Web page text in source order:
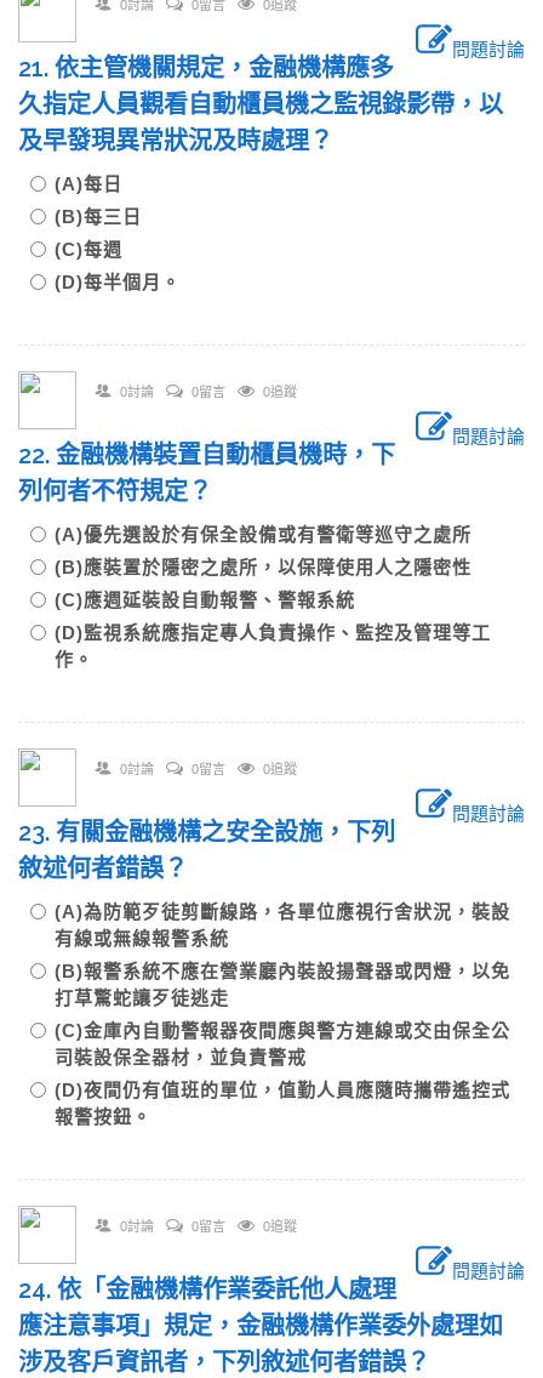
0討論 0留言 0追蹤
問題討論
21. 依主管機關規定，金融機構應多
久指定人員觀看自動櫃員機之監視錄影帶，以
及早發現異常狀況及時處理？
(A)每日
(B)每三日
(C)每週
(D)每半個月。
0討論 0留言 0追蹤
問題討論
22. 金融機構裝置自動櫃員機時，下
列何者不符規定？
(A)優先選設於有保全設備或有警衛等巡守之處所
(B)應裝置於隱密之處所，以保障使用人之隱密性
(C)應週延裝設自動報警、警報系統
(D)監視系統應指定專人負責操作、監控及管理等工
作。
0討論 0留言 0追蹤
問題討論
23. 有關金融機構之安全設施，下列
敘述何者錯誤？
(A)為防範歹徒剪斷線路，各單位應視行舍狀況，裝設
有線或無線報警系統
(B)報警系統不應在營業廳內裝設揚聲器或閃燈，以免
打草驚蛇讓歹徒逃走
(C)金庫內自動警報器夜間應與警方連線或交由保全公
司裝設保全器材，並負責警戒
(D)夜間仍有值班的單位，值勤人員應隨時攜帶遙控式
報警按鈕。
0討論 0留言 0追蹤
問題討論
24. 依「金融機構作業委託他人處理
應注意事項」規定，金融機構作業委外處理如
涉及客戶資訊者，下列敘述何者錯誤？